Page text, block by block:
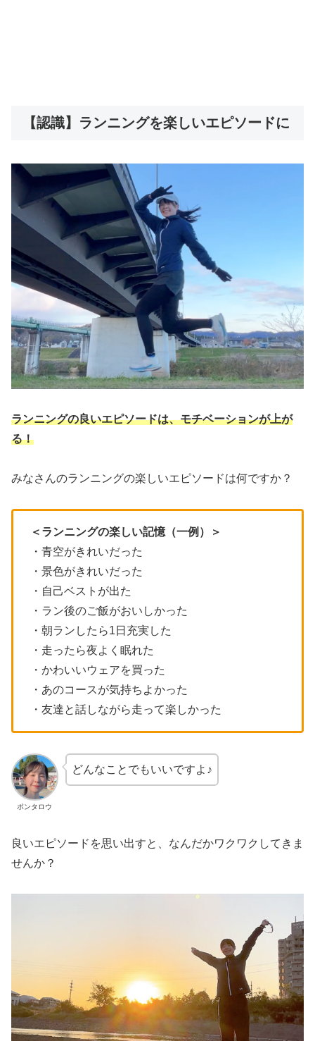
【認識】ランニングを楽しいエピソードに
ランニングの良いエピソードは、モチベーションが上が
る！
みなさんのランニングの楽しいエピソードは何ですか？
＜ランニングの楽しい記憶（一例）＞
・青空がきれいだった
・景色がきれいだった
・自己ベストが出た
・ラン後のご飯がおいしかった
・朝ランしたら1日充実した
・走ったら夜よく眠れた
・かわいいウェアを買った
・あのコースが気持ちよかった
・友達と話しながら走って楽しかった
ポンタロウ
どんなことでもいいですよ♪
良いエピソードを思い出すと、なんだかワクワクしてきま
せんか？